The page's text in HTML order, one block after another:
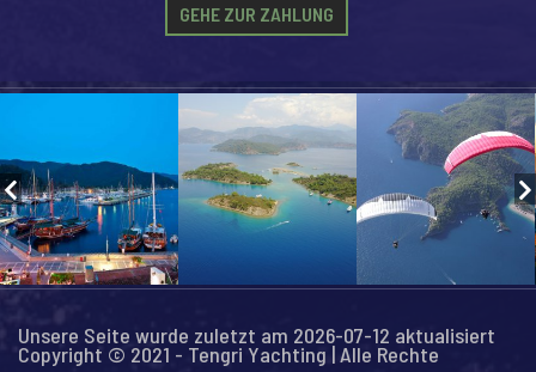
GEHE ZUR ZAHLUNG
Unsere Seite wurde zuletzt am 2026-07-12 aktualisiert
Copyright © 2021 - Tengri Yachting | Alle Rechte